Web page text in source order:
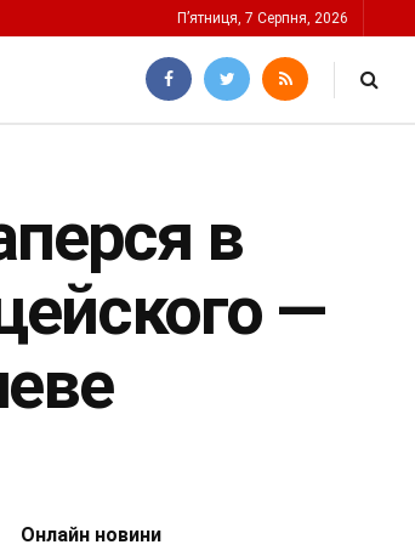
П’ятниця, 7 Серпня, 2026
в
—
Онлайн новини